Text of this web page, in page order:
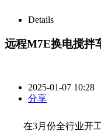
Details
远程M7E换电搅拌
2025-01-07 10:28
分享
在3月份全行业开工